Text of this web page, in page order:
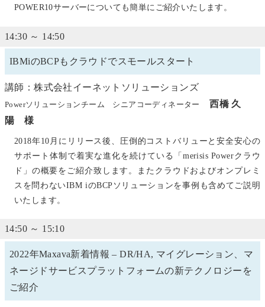
POWER10サーバーについても簡単にご紹介いたします。
14:30 ～ 14:50
IBMiのBCPもクラウドでスモールスタート
講師：株式会社イーネットソリューションズ
Powerソリューションチーム シニアコーディネーター
西橋 久
陽 様
2018年10月にリリース後、圧倒的コストバリューと安全安心の
サポート体制で着実な進化を続けている「merisis Powerクラウ
ド」の概要をご紹介致します。またクラウドおよびオンプレミ
スを問わないIBM iのBCPソリューションを事例も含めてご説明
いたします。
14:50 ～ 15:10
2022年Maxava新着情報 – DR/HA, マイグレーション、マ
ネージドサービスプラットフォームの新テクノロジーを
ご紹介